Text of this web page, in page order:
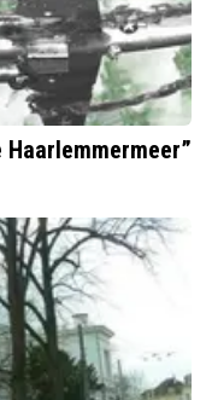
Haarlemmermeer”